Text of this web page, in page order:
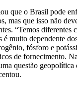
que o Brasil pode
mas que isso não
“Temos diferentes
é muito dependente
fósforo e
de fornecimento.
questão geopolítica